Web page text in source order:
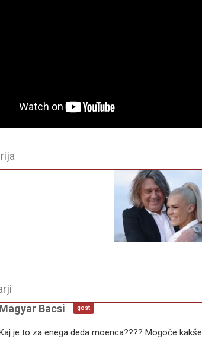
Magyar Bacsi gost
Kaj je to za enega deda moenca???? Mogoče